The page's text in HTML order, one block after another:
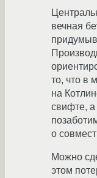
вечная
то, что в
на
свифте,
о
Можно
этом